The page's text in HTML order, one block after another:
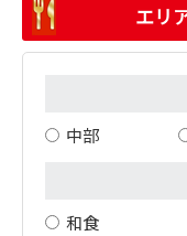
エリ
中部
和食